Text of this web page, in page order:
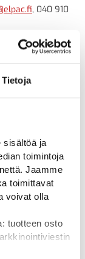
Tietoja
sisältöä ja
toimintoja
Jaamme
toimittavat
voivat olla
tuotteen osto
, 040 910
työn
344 6048
valmistaa
voidaan
Suomessa
siitä, että